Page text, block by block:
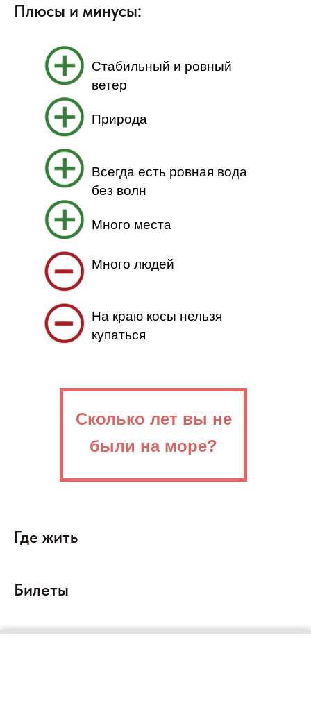
Плюсы и минусы:
Стабильный и ровный
ветер
Много места
Природа
Много людей
На краю косы нельзя
купаться
Всегда есть ровная вода
без волн
Сколько лет вы не
были на море?
Где жить
Билеты